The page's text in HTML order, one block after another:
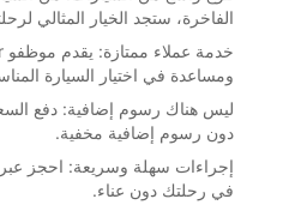
الفاخرة، ستجد الخيار المثالي
ومساعدة في اختيار السيارة
ليس هناك رسوم إضافية: دفع
دون رسوم إضافية مخفية.
إجراءات سهلة وسريعة: احجز عبر
في رحلتك دون عناء.